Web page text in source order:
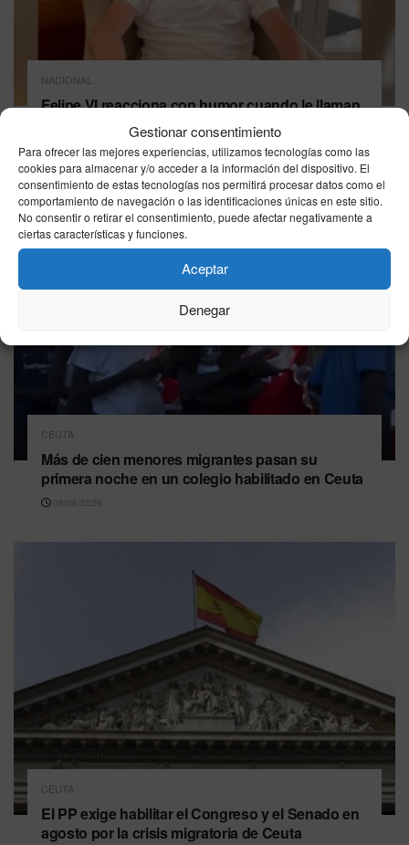
Gestionar consentimiento
Para ofrecer las mejores experiencias, utilizamos tecnologías como las
cookies para almacenar y/o acceder a la información del dispositivo. El
consentimiento de estas tecnologías nos permitirá procesar datos como el
comportamiento de navegación o las identificaciones únicas en este sitio.
No consentir o retirar el consentimiento, puede afectar negativamente a
ciertas características y funciones.
Aceptar
Denegar
NACIONAL
Felipe VI reacciona con humor cuando le llaman
“el rey más guapo” mientras toma una cerveza
06/08/2026
CEUTA
Más de cien menores migrantes pasan su
primera noche en un colegio habilitado en Ceuta
06/08/2026
CEUTA
El PP exige habilitar el Congreso y el Senado en
agosto por la crisis migratoria de Ceuta